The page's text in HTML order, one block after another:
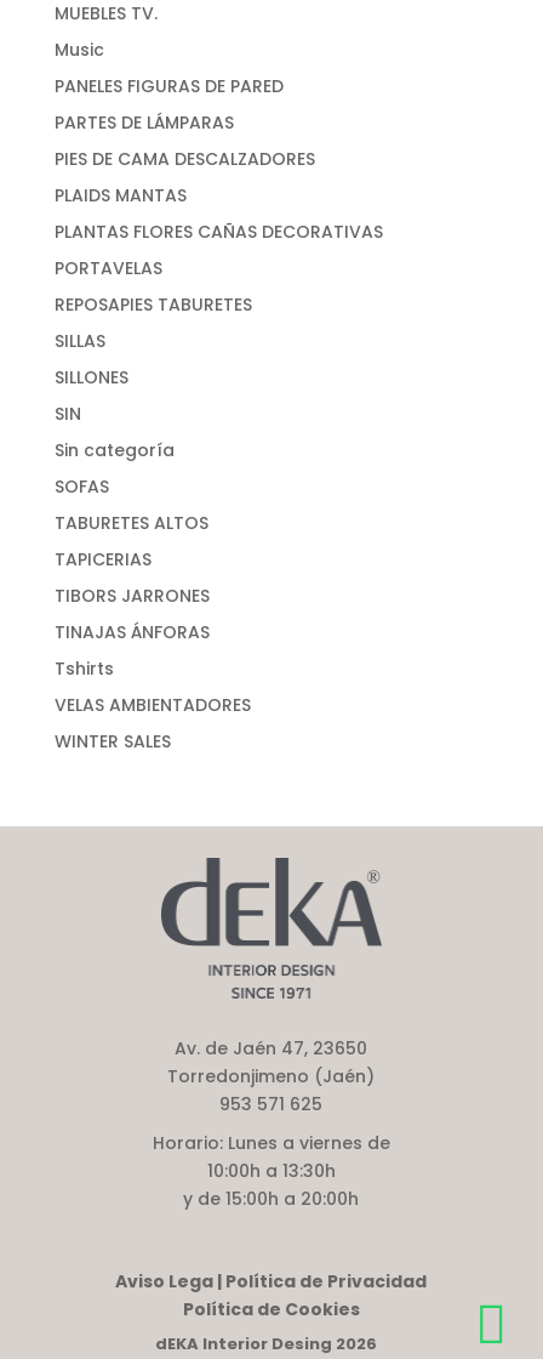
MUEBLES TV.
Music
PANELES FIGURAS DE PARED
PARTES DE LÁMPARAS
PIES DE CAMA DESCALZADORES
PLAIDS MANTAS
PLANTAS FLORES CAÑAS DECORATIVAS
PORTAVELAS
REPOSAPIES TABURETES
SILLAS
SILLONES
SIN
Sin categoría
SOFAS
TABURETES ALTOS
TAPICERIAS
TIBORS JARRONES
TINAJAS ÁNFORAS
Tshirts
VELAS AMBIENTADORES
WINTER SALES
Av. de Jaén 47, 23650
Torredonjimeno (Jaén)
953 571 625
Horario:Lunes a viernes de
10:00h a 13:30h
y de 15:00h a 20:00h
Aviso Lega | Política de Privacidad
Política de Cookies
dEKA Interior Desing 2026